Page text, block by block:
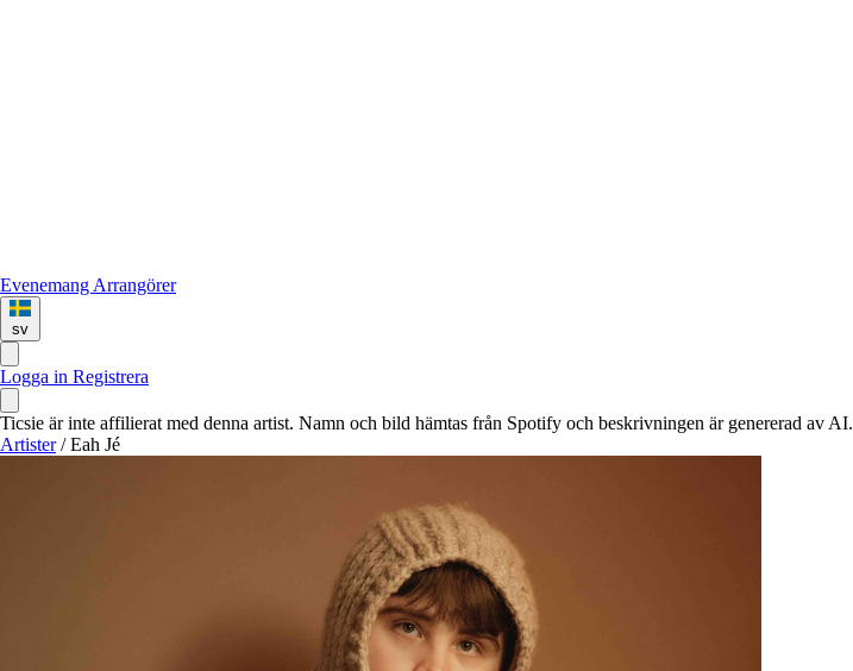
Evenemang Arrangörer
sv
Logga in Registrera
Ticsie är inte affilierat med denna artist. Namn och bild hämtas från Spotify och beskrivningen är genererad av AI.
Artister / Eah Jé